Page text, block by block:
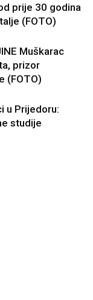
prije 30 godina
(FOTO)
Muškarac
prizor
(FOTO)
u Prijedoru:
studije